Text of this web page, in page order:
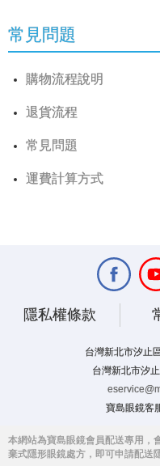
常見問題
購物流程說明
退貨流程
常見問題
運費計算方式
隱私權條款
台灣新北市汐止
台灣新北市汐
寶島眼鏡客